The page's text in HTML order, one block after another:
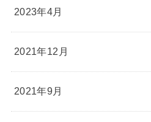
2023年4月
2021年12月
2021年9月